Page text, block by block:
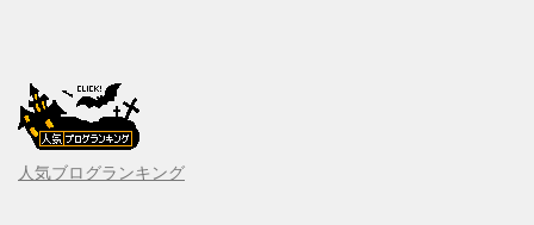
人気ブログランキング